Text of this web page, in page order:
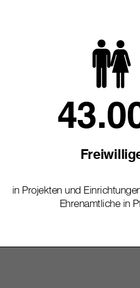
in Projekten und
Ehrenamtliche in